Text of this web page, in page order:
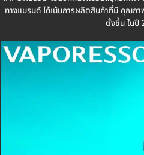
ทางแบรนด์ ได้เน้นการผลิตสินค้าที่มี คุณภ
ตั้งขึ้น ในปี